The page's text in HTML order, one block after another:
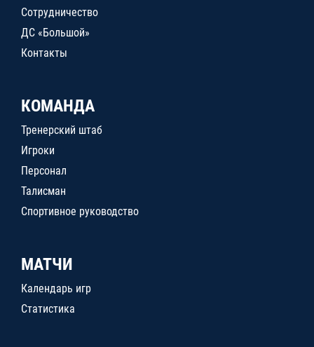
Сотрудничество
ДС «Большой»
Контакты
КОМАНДА
Тренерский штаб
Игроки
Персонал
Талисман
Спортивное руководство
МАТЧИ
Календарь игр
Статистика